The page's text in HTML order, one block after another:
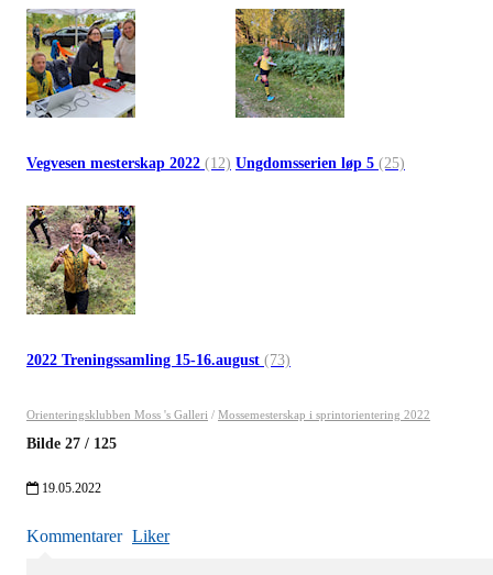
Vegvesen mesterskap 2022 (12) Ungdomsserien løp 5 (25)
2022 Treningssamling 15-16.august (73)
Orienteringsklubben Moss 's Galleri / Mossemesterskap i sprintorientering 2022
Bilde 27 / 125
19.05.2022
Kommentarer Liker